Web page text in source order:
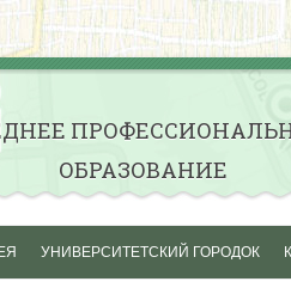
ОБРАЗОВАНИЕ
УНИВЕРСИТЕТСКИЙ ГОРОДОК